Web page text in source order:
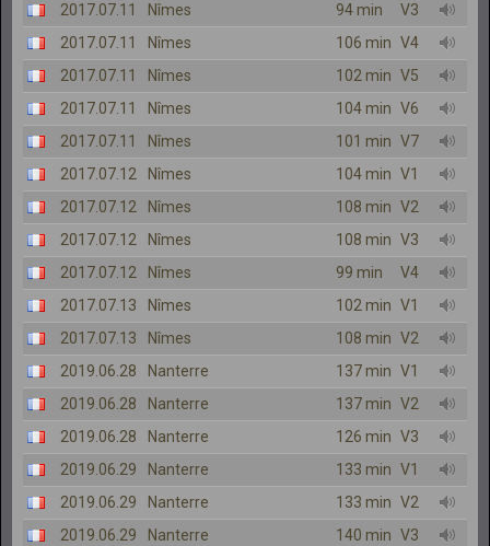
2017.07.11
Nîmes 94 min
V3
2017.07.11
Nîmes 106 min V4
2017.07.11
Nîmes 102 min V5
2017.07.11
Nîmes 104 min V6
2017.07.11
Nîmes 101 min V7
2017.07.12
Nîmes 104 min V1
2017.07.12
Nîmes 108 min V2
2017.07.12
Nîmes 108 min V3
2017.07.12
Nîmes 99 min
V4
2017.07.13
Nîmes 102 min V1
2017.07.13
Nîmes 108 min V2
2019.06.28
Nanterre 137 min V1
2019.06.28
Nanterre 137 min V2
2019.06.28
Nanterre 126 min V3
2019.06.29
Nanterre 133 min V1
2019.06.29
Nanterre 133 min V2
2019.06.29
Nanterre 140 min V3